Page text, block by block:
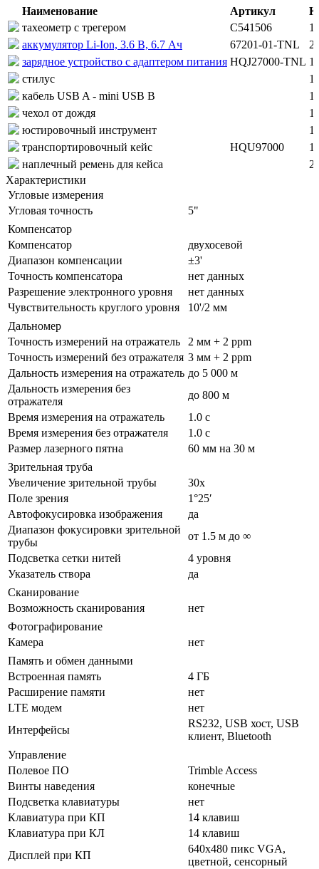
Наименование Артикул
тахеометр с трегером
C541506
1
аккумулятор Li-Ion, 3.6 В, 6.7 Ач
67201-01-TNL
2
зарядное устройство с адаптером питания HQJ27000-TNL 1
стилус
1
кабель USB A - mini USB B
1
чехол от дождя
1
юстировочный инструмент
1
транспортировочный кейс
HQU97000
1
наплечный ремень для кейса
2
Характеристики
Угловые измерения
Угловая точность
5"
Компенсатор
Компенсатор
двухосевой
Диапазон компенсации
±3'
Точность компенсатора
нет данных
Разрешение электронного уровня
нет данных
Чувствительность круглого уровня
10'/2 мм
Дальномер
Точность измерений на отражатель
2 мм + 2 ppm
Точность измерений без отражателя 3 мм + 2 ppm
Дальность измерения на отражатель до 5 000 м
Дальность измерения без
отражателя
до 800 м
Время измерения на отражатель
1.0 с
Время измерения без отражателя
1.0 с
Размер лазерного пятна
60 мм на 30 м
Зрительная труба
Увеличение зрительной трубы
30x
Поле зрения
1°25′
Автофокусировка изображения
да
Диапазон фокусировки зрительной
трубы
от 1.5 м до ∞
Подсветка сетки нитей
4 уровня
Указатель створа
да
Сканирование
Возможность сканирования
нет
Фотографирование
Камера
нет
Память и обмен данными
Встроенная память
4 ГБ
Расширение памяти
нет
LTE модем
нет
Интерфейсы
RS232, USB хост, USB
клиент, Bluetooth
Управление
Полевое ПО
Trimble Access
Винты наведения
конечные
Подсветка клавиатуры
нет
Клавиатура при КП
14 клавиш
Клавиатура при КЛ
14 клавиш
Дисплей при КП
640x480 пикс VGA,
цветной, сенсорный